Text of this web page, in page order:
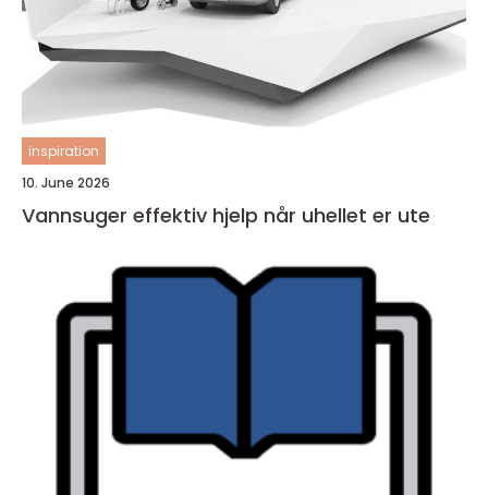
inspiration
10. June 2026
Vannsuger effektiv hjelp når uhellet er ute